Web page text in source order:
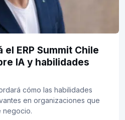
ERP Summit Chile
IA y habilidades
cómo las habilidades
en organizaciones que
negocio.